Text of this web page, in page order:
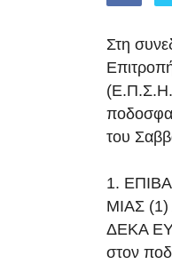
Στη
(Ε.Π.Σ.Η.)
του
1.
ΜΙΑΣ
ΔΕΚΑ
στον